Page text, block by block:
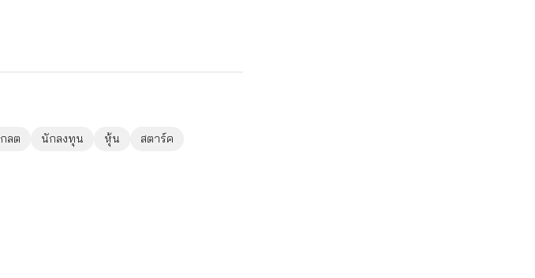
กลต นักลงทุน หุ้น
สตาร์ค